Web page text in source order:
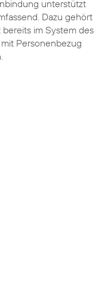
unterstützt
Dazu gehört
im System des
mit Personenbezug